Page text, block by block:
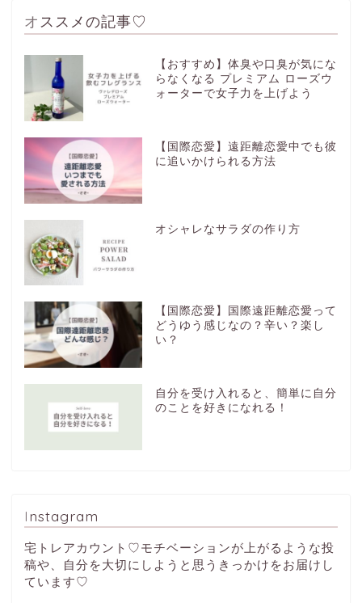
オススメの記事♡
【おすすめ】体臭や口臭が気にな
らなくなる プレミアム ローズウ
ォーターで女子力を上げよう
【国際恋愛】遠距離恋愛中でも彼
に追いかけられる方法
オシャレなサラダの作り方
【国際恋愛】国際遠距離恋愛って
どうゆう感じなの？辛い？楽し
い？
自分を受け入れると、簡単に自分
のことを好きになれる！
Instagram
宅トレアカウント♡モチベーションが上がるような投
稿や、自分を大切にしようと思うきっかけをお届けし
ています♡